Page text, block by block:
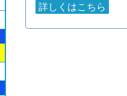
詳しくはこちら